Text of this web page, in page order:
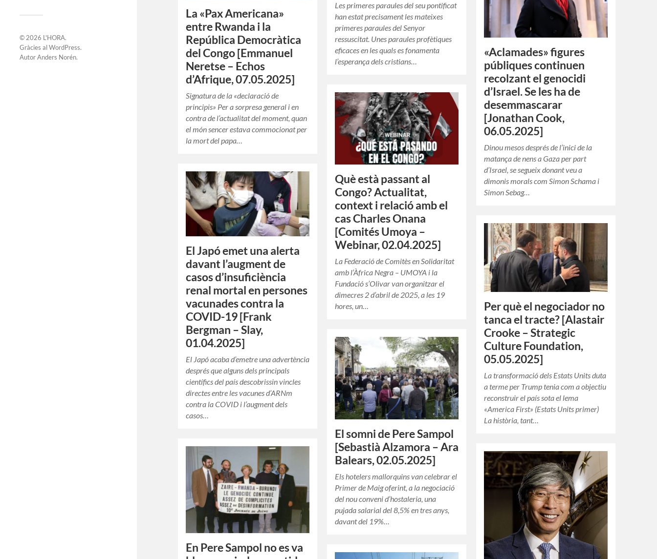
© 2026 L'HORA.
Gràcies alWordPress.
AutorAnders Norén.
Les primeres paraules del seu pontificat
han estat precisament les mateixes
primeres paraules del Senyor
ressuscitat. Unes paraules profètiques
eficaces en les quals es fonamenta
l’esperança dels cristians…
La «Pax Americana»
entre Rwanda i la
República Democràtica
del Congo [Emmanuel
Neretse – Echos
d’Afrique, 07.05.2025]
Signatura de la «declaració de
principis» Per a sorpresa general i en
contra de l’actualitat del moment, quan
el món sencer estava commocionat per
la mort del papa…
«Aclamades» figures
públiques continuen
recolzant el genocidi
d’Israel. Se les ha de
desemmascarar
[Jonathan Cook,
06.05.2025]
Dinou mesos després de l’inici de la
matança de nens a Gaza per part
d’Israel, se segueix donant veu a
dimonis morals com Simon Schama i
Simon Sebag…
Què està passant al
Congo? Actualitat,
context i relació amb el
cas Charles Onana
[Comités Umoya –
Webinar, 02.04.2025]
La Federació de Comitès en Solidaritat
amb l’Àfrica Negra – UMOYA i la
Fundació s’Olivar van organitzar el
dimecres 2 d’abril de 2025, a les 19
hores, un…
El Japó emet una alerta
davant l’augment de
casos d’insuficiència
renal mortal en persones
vacunades contra la
COVID-19 [Frank
Bergman – Slay,
01.04.2025]
El Japó acaba d’emetre una advertència
després que alguns dels principals
científics del país descobrissin vincles
directes entre les vacunes d’ARNm
contra la COVID i l’augment dels
casos…
Per què el negociador no
tanca el tracte? [Alastair
Crooke – Strategic
Culture Foundation,
05.05.2025]
La transformació dels Estats Units duta
a terme per Trump tenia com a objectiu
reconstruir el país sota el lema
«America First» (Estats Units primer)
La història, tant…
El somni de Pere Sampol
[Sebastià Alzamora – Ara
Balears, 02.05.2025]
Els hotelers mallorquins van celebrar el
Primer de Maig oferint, a la negociació
del nou conveni d’hostaleria, una
pujada salarial del 8,5% en tres anys,
davant del 19%…
En Pere Sampol no es va